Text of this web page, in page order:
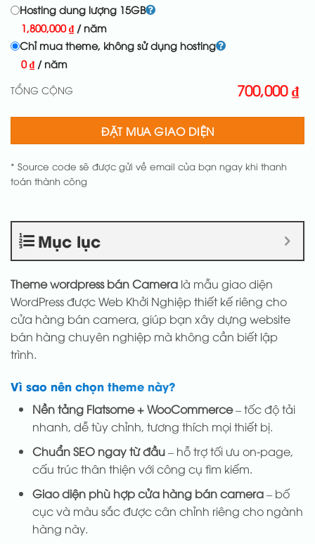
Hosting dung lượng 15GB
1,800,000₫ / năm
Chỉ mua theme, không sử dụng hosting
0₫ / năm
TỔNG CỘNG
700,000₫
ĐẶT MUA GIAO DIỆN
* Source code sẽ được gửi về email của bạn ngay khi thanh
toán thành công
Mục lục
Theme wordpress bán Camera là mẫu giao diện
WordPress được Web Khởi Nghiệp thiết kế riêng cho
cửa hàng bán camera, giúp bạn xây dựng website
bán hàng chuyên nghiệp mà không cần biết lập
trình.
Vì sao nên chọn theme này?
Nền tảng Flatsome + WooCommerce– tốc độ tải
nhanh, dễ tùy chỉnh, tương thích mọi thiết bị.
Chuẩn SEO ngay từ đầu– hỗ trợ tối ưu on-page,
cấu trúc thân thiện với công cụ tìm kiếm.
Giao diện phù hợp cửa hàng bán camera– bố
cục và màu sắc được cân chỉnh riêng cho ngành
hàng này.